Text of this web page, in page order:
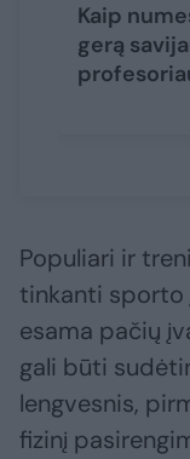
Kaip
gerą
Populiari ir
tinkanti sporto
esama pačių
gali būti
lengvesnis,
fizinį